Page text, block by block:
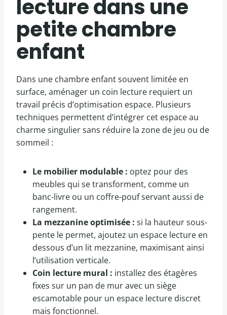
lecture dans une
petite chambre
enfant
Dans une chambre enfant souvent limitée en
surface, aménager un coin lecture requiert un
travail précis d’optimisation espace. Plusieurs
techniques permettent d’intégrer cet espace au
charme singulier sans réduire la zone de jeu ou de
sommeil :
Le mobilier modulable : optez pour des
meubles qui se transforment, comme un
banc-livre ou un coffre-pouf servant aussi de
rangement.
La mezzanine optimisée : si la hauteur sous-
pente le permet, ajoutez un espace lecture en
dessous d’un lit mezzanine, maximisant ainsi
l’utilisation verticale.
Coin lecture mural : installez des étagères
fixes sur un pan de mur avec un siège
escamotable pour un espace lecture discret
mais fonctionnel.